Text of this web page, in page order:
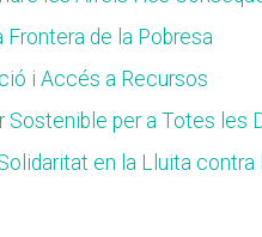
de la⁣ Pobresa
i Accés a ‌Recursos
Sostenible per a ⁤Totes les
en⁣ la Lluita contra